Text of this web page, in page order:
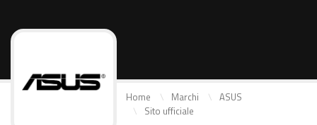
Home Marchi
ASUS
Sito ufficiale